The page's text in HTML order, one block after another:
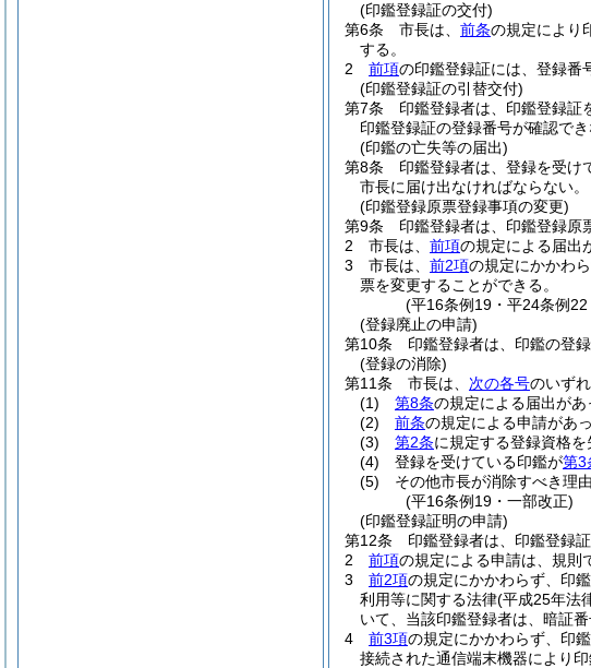
(印鑑登録証の交付)
第6条
市長は、 前条の規定により
する。
2
前項の印鑑登録証には、登録番
(印鑑登録証の引替交付)
第7条
印鑑登録者は、印鑑登録証
印鑑登録証の登録番号が確認で
(印鑑の亡失等の届出)
第8条
印鑑登録者は、登録を受け
市長に届け出なければならない。
(印鑑登録原票登録事項の変更)
第9条
印鑑登録者は、印鑑登録原
2
市長は、 前項の規定による届出
3
市長は、 前2項の規定にかかわ
票を変更することができる。
(平16条例19・平24条例
(登録廃止の申請)
第10条
印鑑登録者は、印鑑の登
(登録の消除)
第11条
市長は、 次の各号のいず
(1)
第8条の規定による届出があ
(2)
前条の規定による申請があっ
(3)
第2条に規定する登録資格を
(4)
登録を受けている印鑑が第3
(5)
その他市長が消除すべき理
(平16条例19・一部改正)
(印鑑登録証明の申請)
第12条
印鑑登録者は、印鑑登録
2
前項の規定による申請は、規則
3
前2項の規定にかかわらず、印
利用等に関する法律(平成25年法
いて、当該印鑑登録者は、暗証
4
前3項の規定にかかわらず、印
接続された通信端末機器により